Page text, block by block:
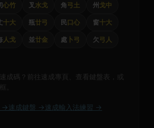
心竹 叉 水戈 角弓土 州 戈中
十大 瓶廿弓 民口心 窗十大
人戈 並廿金 處 卜弓 欠弓人
成碼？前往速成專頁、查看鍵盤表，或
。
→ 速成鍵盤 → 速成輸入法練習 →